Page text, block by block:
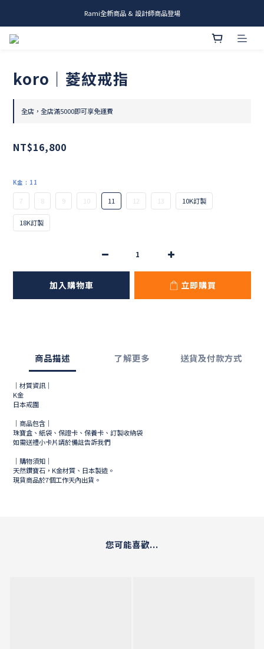
me.ie & A-Y2 新發售
Rami全新商品 & 設計師商品登場
koro｜菱紋戒指
全店，全店滿5000即可享免運費
NT$16,800
K金 : 11
7 8 9 10 11 12 13 10K訂製
18K訂製
加入購物車 立即購買
商品描述 了解更多 送貨及付款方式
｜材質資訊｜
K金
日本戒圍
｜商品包含｜
珠寶盒、紙袋、保證卡、保養卡、訂製收納袋
如需送禮小卡片請於備註告訴我們
｜購物須知｜
天然鑽寶石，K金材質、日本製造。
現貨商品於7個工作天內出貨。
您可能喜歡...